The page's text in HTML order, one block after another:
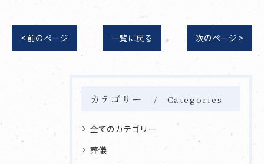
< 前のページ 一覧に戻る 次のページ >
カテゴリー Categories
全てのカテゴリー
葬儀